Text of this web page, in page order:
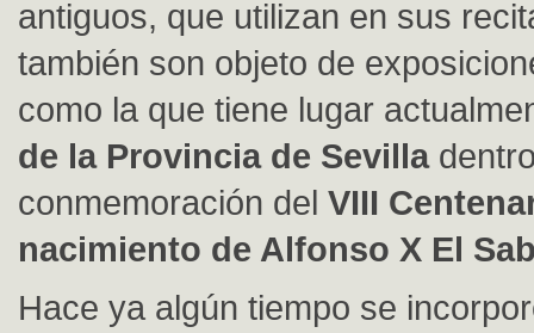
antiguos, que utilizan en sus
también son objeto de
como la que tiene lugar
de la Provincia de Sevilla
conmemoración del VIII
nacimiento de Alfonso X El
Hace ya algún tiempo se